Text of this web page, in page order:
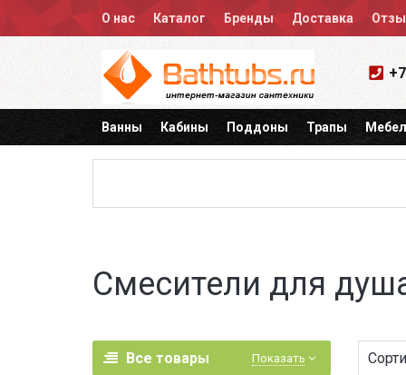
О нас Каталог Бренды Доставка
Ванны Кабины Поддоны Трапы
Смесители для
Все товары Показать